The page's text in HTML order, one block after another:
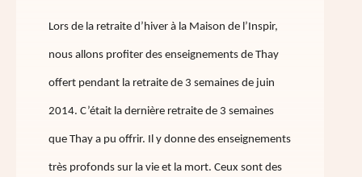
Lors de la retraite d’hiver à la Maison de l’Inspir,
nous allons profiter des enseignements de Thay
offert pendant la retraite de 3 semaines de juin
2014. C’était la dernière retraite de 3 semaines
que Thay a pu offrir. Il y donne des enseignements
très profonds sur la vie et la mort. Ceux sont des